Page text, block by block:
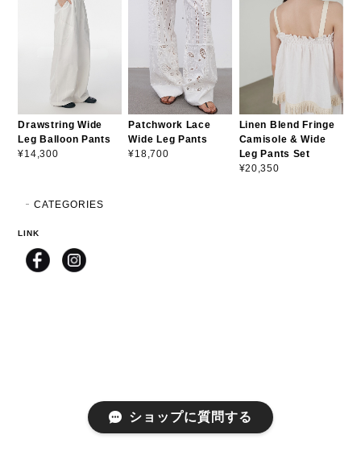
Drawstring Wide
Leg Balloon Pants
¥14,300
Patchwork Lace
Wide Leg Pants
¥18,700
Linen Blend Fringe
Camisole & Wide
Leg Pants Set
¥20,350
CATEGORIES
LINK
ショップに質問する